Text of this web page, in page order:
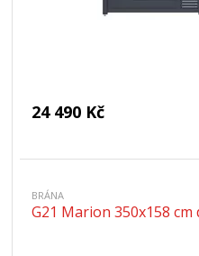
24 490 Kč
BRÁNA
G21 Marion 350x158